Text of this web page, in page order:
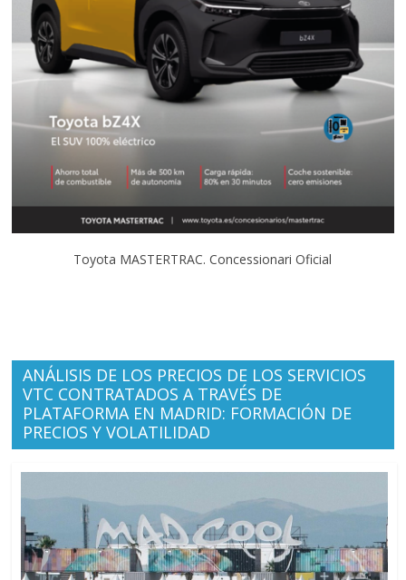
Toyota MASTERTRAC. Concessionari Oficial
ANÁLISIS DE LOS PRECIOS DE LOS SERVICIOS
VTC CONTRATADOS A TRAVÉS DE
PLATAFORMA EN MADRID: FORMACIÓN DE
PRECIOS Y VOLATILIDAD